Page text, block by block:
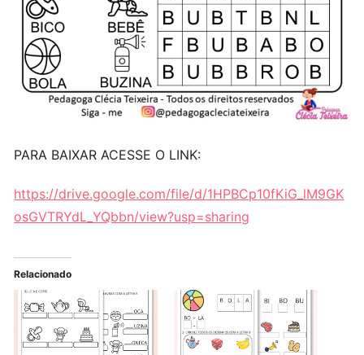
PARA BAIXAR ACESSE O LINK:
https://drive.google.com/file/d/1HPBCp10fKiG_lM9GK
osGVTRYdL_YQbbn/view?usp=sharing
Relacionado